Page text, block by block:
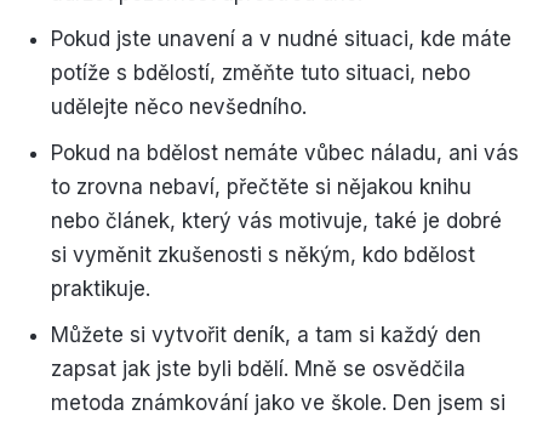
Pokud jste unavení a v nudné situaci, kde máte
potíže s bdělostí, změňte tuto situaci, nebo
udělejte něco nevšedního.
Pokud na bdělost nemáte vůbec náladu, ani vás
to zrovna nebaví, přečtěte si nějakou knihu
nebo článek, který vás motivuje, také je dobré
si vyměnit zkušenosti s někým, kdo bdělost
praktikuje.
Můžete si vytvořit deník, a tam si každý den
zapsat jak jste byli bdělí. Mně se osvědčila
metoda známkování jako ve škole. Den jsem si